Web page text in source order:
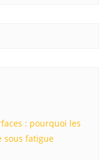
: pourquoi les
sous fatigue